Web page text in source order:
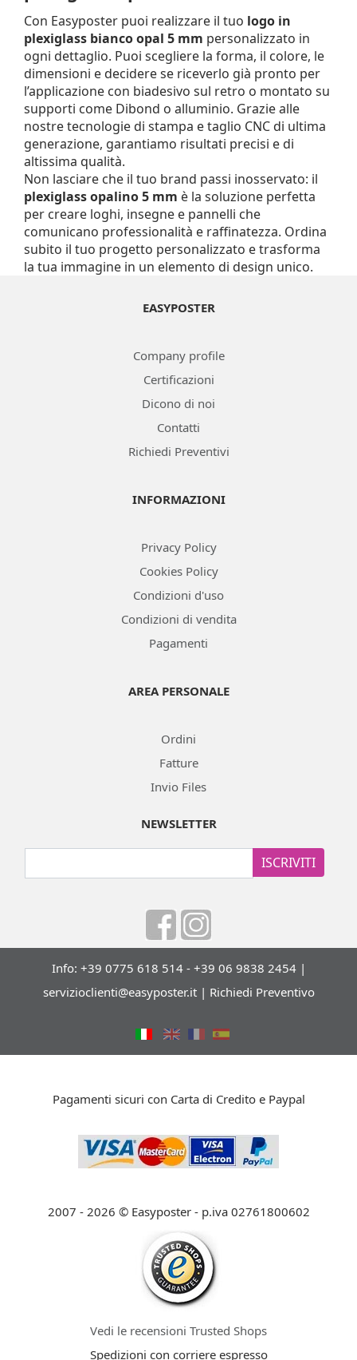
Con Easyposter puoi realizzare il tuo logo in
plexiglass bianco opal 5 mm personalizzato in
ogni dettaglio. Puoi scegliere la forma, il colore, le
dimensioni e decidere se riceverlo già pronto per
l’applicazione con biadesivo sul retro o montato su
supporti come Dibond o alluminio. Grazie alle
nostre tecnologie di stampa e taglio CNC di ultima
generazione, garantiamo risultati precisi e di
altissima qualità.
Non lasciare che il tuo brand passi inosservato: il
plexiglass opalino 5 mm è la soluzione perfetta
per creare loghi, insegne e pannelli che
comunicano professionalità e raffinatezza. Ordina
subito il tuo progetto personalizzato e trasforma
la tua immagine in un elemento di design unico.
EASYPOSTER
Company profile
Certificazioni
Dicono di noi
Contatti
Richiedi Preventivi
INFORMAZIONI
Privacy Policy
Cookies Policy
Condizioni d'uso
Condizioni di vendita
Pagamenti
AREA PERSONALE
Ordini
Fatture
Invio Files
NEWSLETTER
ISCRIVITI
Info: +39 0775 618 514 - +39 06 9838 2454 |
servizioclienti@easyposter.it| Richiedi Preventivo
Pagamenti sicuri con Carta di Credito e Paypal
2007 - 2026 © Easyposter - p.iva 02761800602
Vedi le recensioni Trusted Shops
Spedizioni con corriere espresso